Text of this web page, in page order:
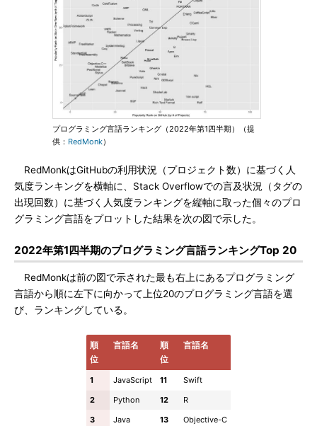
プログラミング言語ランキング（2022年第1四半期）（提
供： RedMonk）
RedMonkはGitHubの利用状況（プロジェクト数）に基づく人
気度ランキングを横軸に、Stack Overflowでの言及状況（タグの
出現回数）に基づく人気度ランキングを縦軸に取った個々のプロ
グラミング言語をプロットした結果を次の図で示した。
2022年第1四半期のプログラミング言語ランキングTop 20
RedMonkは前の図で示された最も右上にあるプログラミング
言語から順に左下に向かって上位20のプログラミング言語を選
び、ランキングしている。
順
位
言語名
順
位
言語名
1 JavaScript 11
Swift
2
Python 12
R
3
Java 13
Objective-C